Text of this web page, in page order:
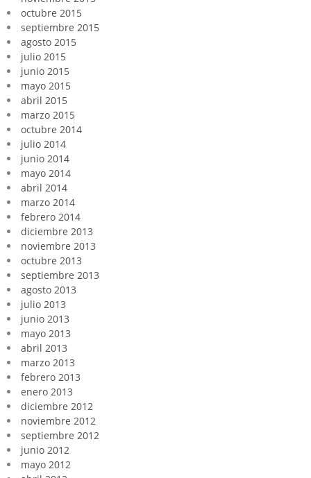
octubre 2015
septiembre 2015
agosto 2015
julio 2015
junio 2015
mayo 2015
abril 2015
marzo 2015
octubre 2014
julio 2014
junio 2014
mayo 2014
abril 2014
marzo 2014
febrero 2014
diciembre 2013
noviembre 2013
octubre 2013
septiembre 2013
agosto 2013
julio 2013
junio 2013
mayo 2013
abril 2013
marzo 2013
febrero 2013
enero 2013
diciembre 2012
noviembre 2012
septiembre 2012
junio 2012
mayo 2012